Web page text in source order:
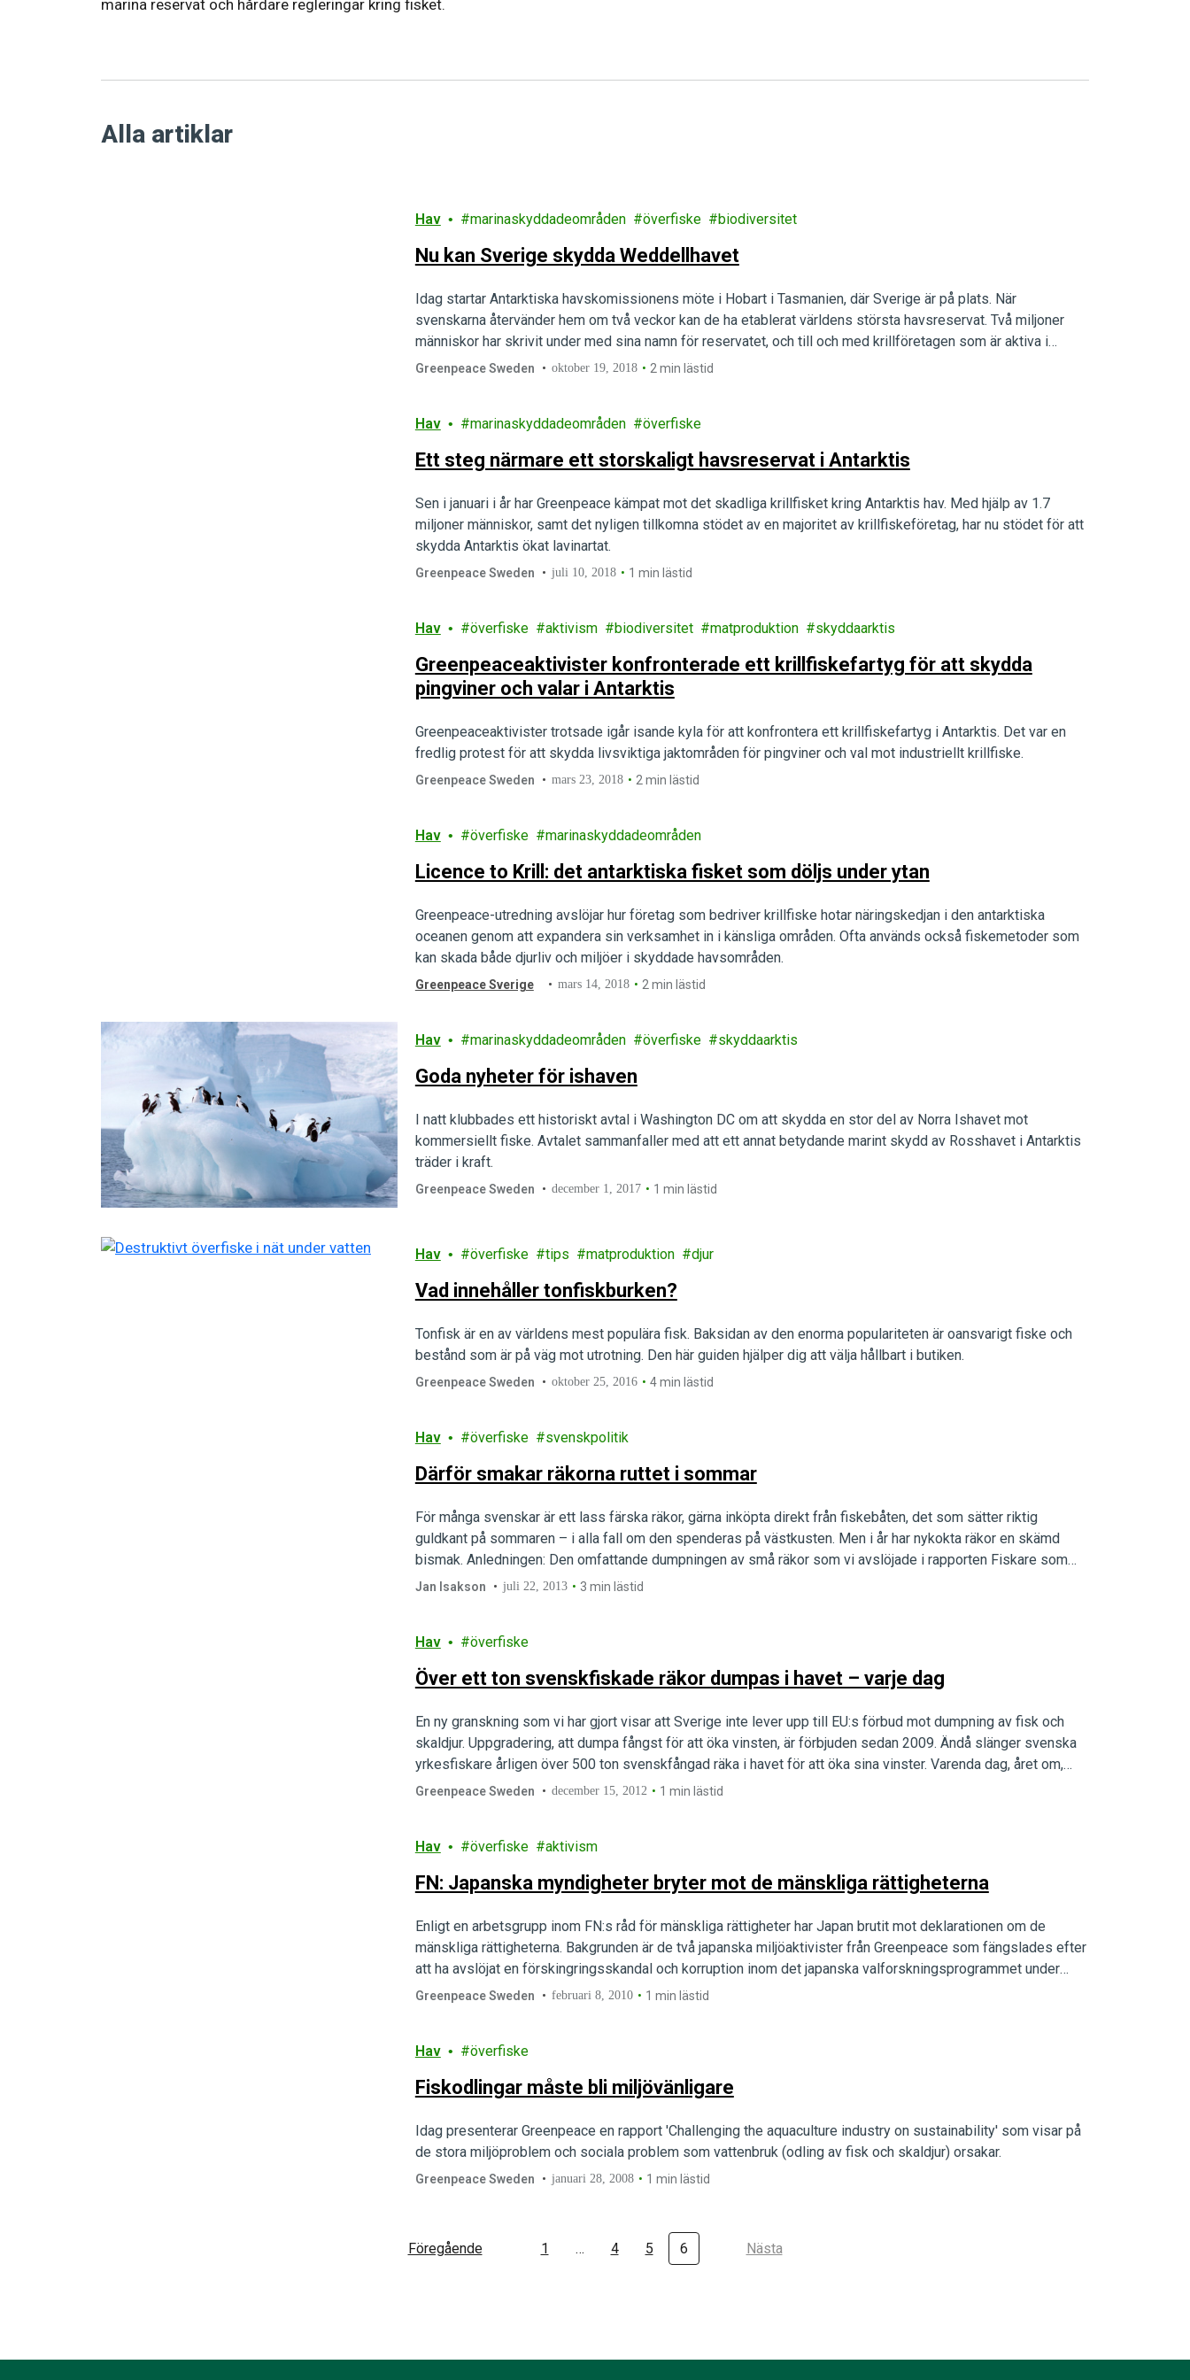
marina reservat och hårdare regleringar kring fisket.
Alla artiklar
Hav marinaskyddadeområden överfiske biodiversitet
Nu kan Sverige skydda Weddellhavet
Idag startar Antarktiska havskomissionens möte i Hobart i Tasmanien, där Sverige är på plats. När
svenskarna återvänder hem om två veckor kan de ha etablerat världens största havsreservat. Två miljoner
människor har skrivit under med sina namn för reservatet, och till och med krillföretagen som är aktiva i
området stödjer förslaget. I veckan mötte Greenpeace-ambassadören…
Greenpeace Sweden oktober 19, 2018 2 min lästid
Hav marinaskyddadeområden överfiske
Ett steg närmare ett storskaligt havsreservat i Antarktis
Sen i januari i år har Greenpeace kämpat mot det skadliga krillfisket kring Antarktis hav. Med hjälp av 1.7
miljoner människor, samt det nyligen tillkomna stödet av en majoritet av krillfiskeföretag, har nu stödet för att
skydda Antarktis ökat lavinartat.
Greenpeace Sweden juli 10, 2018 1 min lästid
Hav överfiske aktivism biodiversitet matproduktion skyddaarktis
Greenpeaceaktivister konfronterade ett krillfiskefartyg för att skydda
pingviner och valar i Antarktis
Greenpeaceaktivister trotsade igår isande kyla för att konfrontera ett krillfiskefartyg i Antarktis. Det var en
fredlig protest för att skydda livsviktiga jaktområden för pingviner och val mot industriellt krillfiske.
Greenpeace Sweden mars 23, 2018 2 min lästid
Hav överfiske marinaskyddadeområden
Licence to Krill: det antarktiska fisket som döljs under ytan
Greenpeace-utredning avslöjar hur företag som bedriver krillfiske hotar näringskedjan i den antarktiska
oceanen genom att expandera sin verksamhet in i känsliga områden. Ofta används också fiskemetoder som
kan skada både djurliv och miljöer i skyddade havsområden.
Greenpeace Sverige mars 14, 2018 2 min lästid
Hav marinaskyddadeområden överfiske skyddaarktis
Goda nyheter för ishaven
I natt klubbades ett historiskt avtal i Washington DC om att skydda en stor del av Norra Ishavet mot
kommersiellt fiske. Avtalet sammanfaller med att ett annat betydande marint skydd av Rosshavet i Antarktis
träder i kraft.
Greenpeace Sweden december 1, 2017 1 min lästid
Hav överfiske tips matproduktion djur
Vad innehåller tonfiskburken?
Tonfisk är en av världens mest populära fisk. Baksidan av den enorma populariteten är oansvarigt fiske och
bestånd som är på väg mot utrotning. Den här guiden hjälper dig att välja hållbart i butiken.
Greenpeace Sweden oktober 25, 2016 4 min lästid
Hav överfiske svenskpolitik
Därför smakar räkorna ruttet i sommar
För många svenskar är ett lass färska räkor, gärna inköpta direkt från fiskebåten, det som sätter riktig
guldkant på sommaren – i alla fall om den spenderas på västkusten. Men i år har nykokta räkor en skämd
bismak. Anledningen: Den omfattande dumpningen av små räkor som vi avslöjade i rapporten Fiskare som
fuskar fortsätter i…
Jan Isakson juli 22, 2013 3 min lästid
Hav överfiske
Över ett ton svenskfiskade räkor dumpas i havet – varje dag
En ny granskning som vi har gjort visar att Sverige inte lever upp till EU:s förbud mot dumpning av fisk och
skaldjur. Uppgradering, att dumpa fångst för att öka vinsten, är förbjuden sedan 2009. Ändå slänger svenska
yrkesfiskare årligen över 500 ton svenskfångad räka i havet för att öka sina vinster. Varenda dag, året om,…
Greenpeace Sweden december 15, 2012 1 min lästid
Hav överfiske aktivism
FN: Japanska myndigheter bryter mot de mänskliga rättigheterna
Enligt en arbetsgrupp inom FN:s råd för mänskliga rättigheter har Japan brutit mot deklarationen om de
mänskliga rättigheterna. Bakgrunden är de två japanska miljöaktivister från Greenpeace som fängslades efter
att ha avslöjat en förskingringsskandal och korruption inom det japanska valforskningsprogrammet under
2008.
Greenpeace Sweden februari 8, 2010 1 min lästid
Hav överfiske
Fiskodlingar måste bli miljövänligare
Idag presenterar Greenpeace en rapport 'Challenging the aquaculture industry on sustainability' som visar på
de stora miljöproblem och sociala problem som vattenbruk (odling av fisk och skaldjur) orsakar.
Greenpeace Sweden januari 28, 2008 1 min lästid
Föregående 1 … 4 5 6 Nästa